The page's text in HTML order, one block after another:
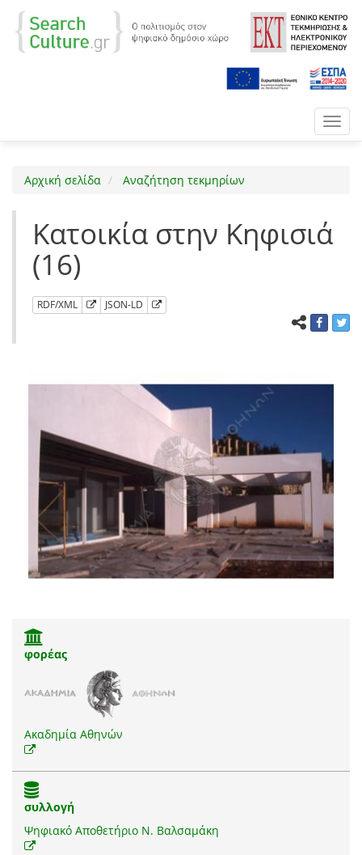
Αρχική σελίδα Αναζήτηση τεκμηρίων
Κατοικία στην Κηφισιά
(16)
RDF/XML JSON-LD
φορέας
Ακαδημία Αθηνών
συλλογή
Ψηφιακό Αποθετήριο Ν. Βαλσαμάκη